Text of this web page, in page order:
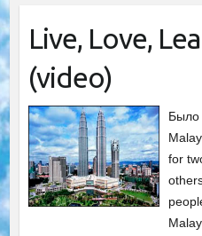
Live, Love,
(video)
Было
for